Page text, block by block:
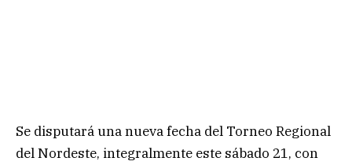
Se disputará una nueva fecha del Torneo Regional
del Nordeste, integralmente este sábado 21, con